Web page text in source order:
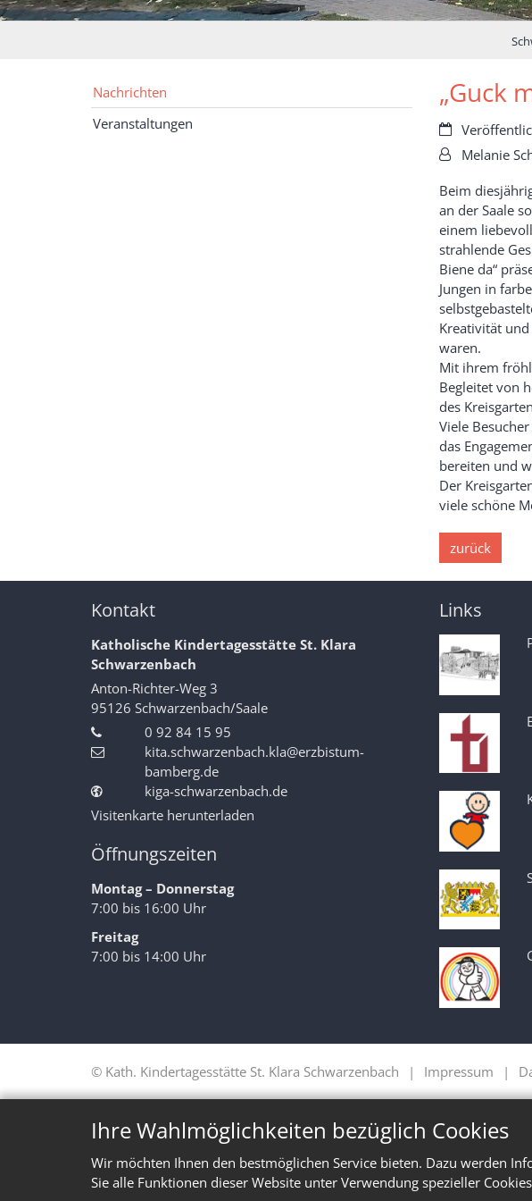
Ihre Wahlmöglichkeiten bezüglich Cookies
Wir möchten Ihnen den bestmöglichen Service bieten. Dazu werden
Sie alle Funktionen dieser Website unter Verwendung spezieller
„Guck
Datum:
Von:Melanie
Beim
an der Saale
einem
strahlende
Biene da“
Jungen in
Kreativität
waren.
Mit ihrem
Begleitet von
des
Viele
das
bereiten und
Der
viele schöne
zurück
Nachrichten
Veranstaltungen
Kontakt
Katholische Kindertagesstätte St. Klara
Schwarzenbach
Anton-Richter-Weg 3
95126 Schwarzenbach/Saale
0 92 84 15 95
kita.schwarzenbach.kla@erzbistum-
bamberg.de
kiga-schwarzenbach.de
Visitenkarte herunterladen
Öffnungszeiten
Montag – Donnerstag
7:00 bis 16:00 Uhr
Freitag
7:00 bis 14:00 Uhr
Links
© Kath. Kindertagesstätte St. Klara Schwarzenbach Impressum